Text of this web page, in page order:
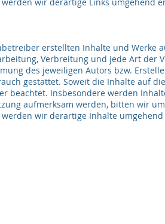
erstellten Inhalte und Werke
Verbreitung und jede Art
des jeweiligen Autors bzw.
gestattet. Soweit die Inhalte auf
beachtet. Insbesondere werden
aufmerksam werden, bitten wir
werden wir derartige Inhalte